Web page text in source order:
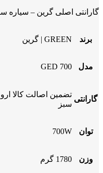
گارانتی اصلی گرین – سیاره
برند GREEN | گرین
مدل 700 GED
گارانتی
تضمین اصالت کالا
سبز
توان 700W
وزن 1780 گرم